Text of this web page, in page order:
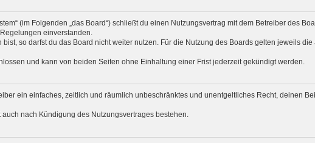
(im Folgenden „das Board“) schließt du einen Nutzungsvertrag mit dem Betreiber des
einverstanden.
so darfst du das Board nicht weiter nutzen. Für die Nutzung des Boards gelten jeweils die
und kann von beiden Seiten ohne Einhaltung einer Frist jederzeit gekündigt werden.
ein einfaches, zeitlich und räumlich unbeschränktes und unentgeltliches Recht, deinen
nach Kündigung des Nutzungsvertrages bestehen.